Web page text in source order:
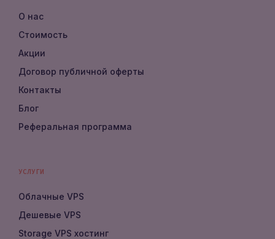
О нас
Стоимость
Акции
Договор публичной оферты
Контакты
Блог
Реферальная программа
УСЛУГИ
Облачные VPS
Дешевые VPS
Storage VPS хостинг